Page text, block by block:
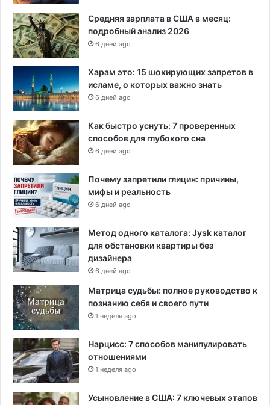
Средняя зарплата в США в месяц:
подробный анализ 2026
6 дней ago
Харам это: 15 шокирующих запретов в
исламе, о которых важно знать
6 дней ago
Как быстро уснуть: 7 проверенных
способов для глубокого сна
6 дней ago
Почему запретили глицин: причины,
мифы и реальность
6 дней ago
Метод одного каталога: Jysk каталог
для обстановки квартиры без
дизайнера
6 дней ago
Матрица судьбы: полное руководство к
познанию себя и своего пути
1 неделя ago
Нарцисс: 7 способов манипулировать
отношениями
1 неделя ago
Усыновление в США: 7 ключевых этапов